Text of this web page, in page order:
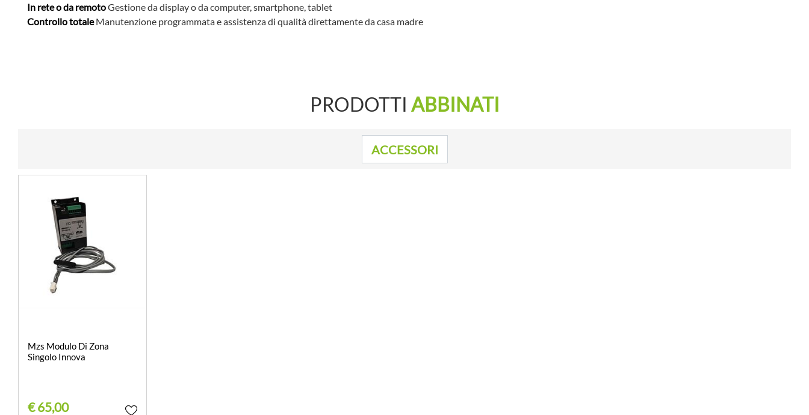
In rete o da remotoGestione da display o da computer, smartphone, tablet
Controllo totaleManutenzione programmata e assistenza di qualità direttamente da casa madre
PRODOTTI ABBINATI
ACCESSORI
Mzs Modulo Di Zona
Singolo Innova
€ 65,00